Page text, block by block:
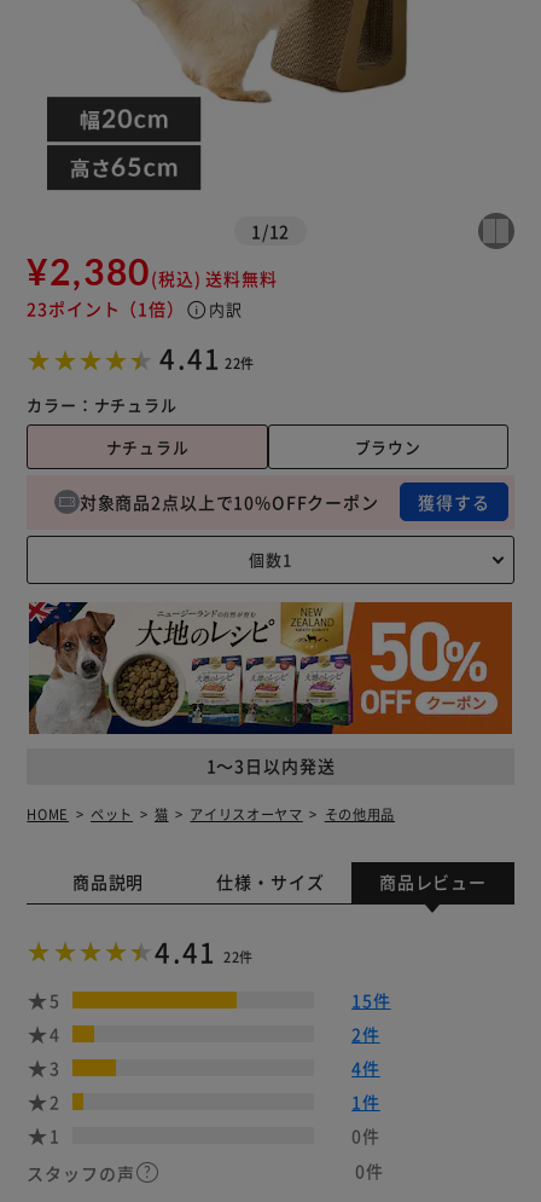
1 /12
¥2,380(税込) 送料無料
23ポイント （1倍） info 内訳
4.41 22件
カラー： ナチュラル
ナチュラル
ブラウン
1～3日以内発送
対象商品2点以上で10%OFFクーポン 獲得する
HOME ペット 猫 アイリスオーヤマ その他用品
商品説明 仕様・サイズ 商品レビュー
4.41 22件
5
15件
4
2件
3
4件
2
1件
1
0件
スタッフの声
0件